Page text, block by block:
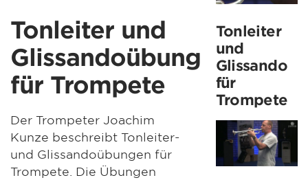
Tonleiter und
Glissandoübung
für Trompete
Der Trompeter Joachim
Kunze beschreibt Tonleiter-
und Glissandoübungen für
Trompete. Die Übungen
Tonleiter
und
Glissando
für
Trompete